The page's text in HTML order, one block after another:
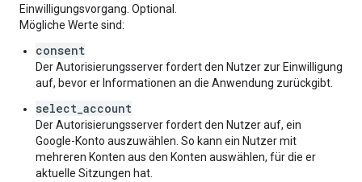
Einwilligungsvorgang. Optional.
Mögliche Werte sind:
consent
Der Autorisierungsserver fordert den Nutzer zur Einwilligung
auf, bevor er Informationen an die Anwendung zurückgibt.
select_account
Der Autorisierungsserver fordert den Nutzer auf, ein
Google-Konto auszuwählen. So kann ein Nutzer mit
mehreren Konten aus den Konten auswählen, für die er
aktuelle Sitzungen hat.